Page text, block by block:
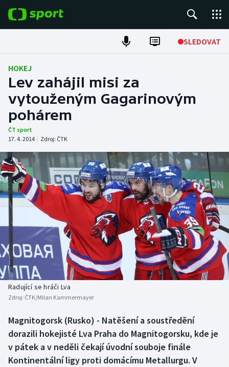
SLEDOVAT
Fotbal
Hokej
Tenis
Atletika
Cyklistika
DALŠÍ SPORTY
Americký fotbal
Baseball a softbal
Basketbal
Biatlon
Box
Curling
NEPŘEHLÉDNĚTE
Soutěže
Historické návraty
Aplikace ČT sport
HOKEJ
Lev zahájil misi za
vytouženým Gagarinovým
pohárem
ČT sport
17. 4. 2014 | Zdroj: ČTK
Radující se hráči Lva
Zdroj: ČTK/Milan Kammermayer
Magnitogorsk (Rusko) - Natěšení a soustředění
dorazili hokejisté Lva Praha do Magnitogorsku, kde je
v pátek a v neděli čekají úvodní souboje finále
Kontinentální ligy proti domácímu Metallurgu. V